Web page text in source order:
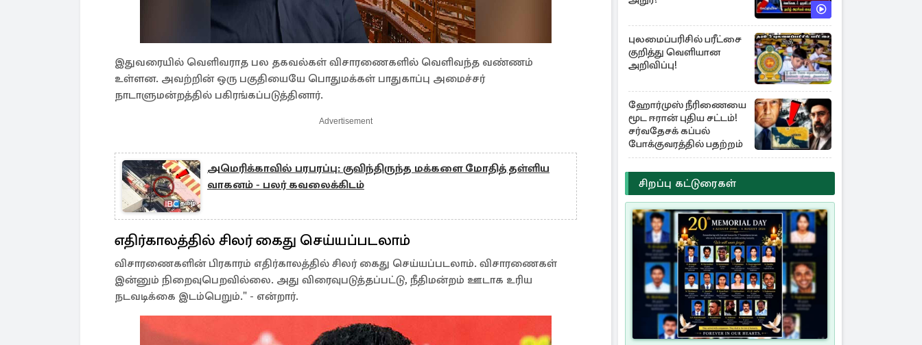
இதுவரையில் வெளிவராத பல தகவல்கள் விசாரணைகளில் வெளிவந்த வண்ணம்
உள்ளன. அவற்றின் ஒரு பகுதியையே பொதுமக்கள் பாதுகாப்பு அமைச்சர்
நாடாளுமன்றத்தில் பகிரங்கப்படுத்தினார்.
Advertisement
அமெரிக்காவில் பரபரப்பு: குவிந்திருந்த மக்களை மோதித் தள்ளிய
வாகனம் - பலர் கவலைக்கிடம்
எதிர்காலத்தில் சிலர் கைது செய்யப்படலாம்
விசாரணைகளின் பிரகாரம் எதிர்காலத்தில் சிலர் கைது செய்யப்படலாம். விசாரணைகள்
இன்னும் நிறைவுபெறவில்லை. அது விரைவுபடுத்தப்பட்டு, நீதிமன்றம் ஊடாக உரிய
நடவடிக்கை இடம்பெறும்." - என்றார்.
புலமைப்பரிசில் பரீட்சை
குறித்து வெளியான
அறிவிப்பு!
ஹோர்முஸ் நீரிணையை
மூட ஈரான் புதிய சட்டம்!
சர்வதேசக் கப்பல்
போக்குவரத்தில் பதற்றம்
சிறப்பு கட்டுரைகள்